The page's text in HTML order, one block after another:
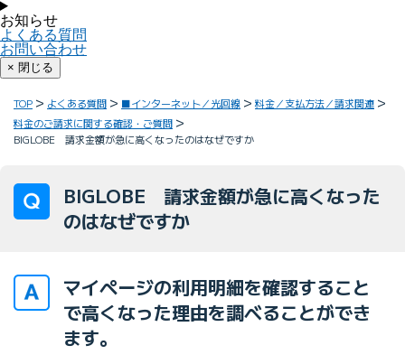
お知らせ
よくある質問
お問い合わせ
× 閉じる
TOP よくある質問 ■インターネット／光回線
料金／支払方法／請求関連
料金のご請求に関する確認・ご質問
BIGLOBE 請求金額が急に高くなったのはなぜですか
BIGLOBE 請求金額が急に高くなった
のはなぜですか
マイページの利用明細を確認すること
で高くなった理由を調べることができ
ます。